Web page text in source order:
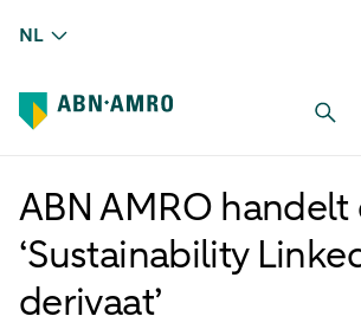
NL
ABN AMRO handelt
‘Sustainability
derivaat’